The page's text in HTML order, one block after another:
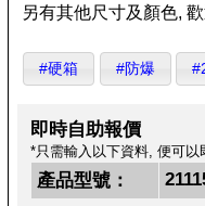
另有其他尺寸及顏色,
#硬箱 #防爆
即時自助報價
*只需輸入以下資料, 便可
產品型號：